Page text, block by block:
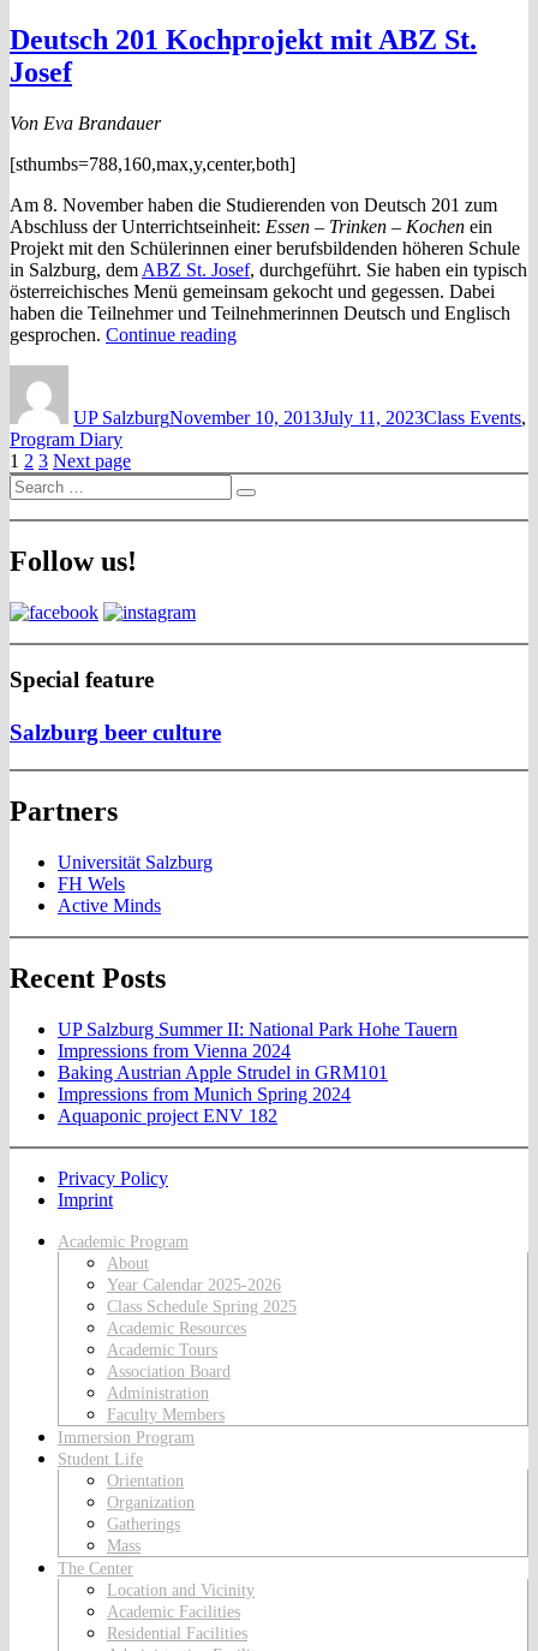
Deutsch 201 Kochprojekt mit ABZ St.
Josef
Von Eva Brandauer
[sthumbs=788,160,max,y,center,both]
Am 8. November haben die Studierenden von Deutsch 201 zum
Abschluss der Unterrichtseinheit: Essen – Trinken – Kochen ein
Projekt mit den Schülerinnen einer berufsbildenden höheren Schule
in Salzburg, dem ABZ St. Josef, durchgeführt. Sie haben ein typisch
österreichisches Menü gemeinsam gekocht und gegessen. Dabei
haben die Teilnehmer und Teilnehmerinnen Deutsch und Englisch
gesprochen. Continue reading“Deutsch
ABZ
UP SalzburgNovember 10, 2013July 11, 2023Class Events,
Program Diary
Posts
pagination
Page
1 Page
2 Page
3 Next page
Search
for:
Search
Follow us!
Special feature
Salzburg beer culture
Partners
Universität Salzburg
FH Wels
Active Minds
Recent Posts
UP Salzburg Summer II: National Park Hohe Tauern
Impressions from Vienna 2024
Baking Austrian Apple Strudel in GRM101
Impressions from Munich Spring 2024
Aquaponic project ENV 182
Privacy Policy
Imprint
Academic Program
About
Year Calendar 2025-2026
Class Schedule Spring 2025
Academic Resources
Academic Tours
Association Board
Administration
Faculty Members
Immersion Program
Student Life
Orientation
Organization
Gatherings
Mass
The Center
Location and Vicinity
Academic Facilities
Residential Facilities